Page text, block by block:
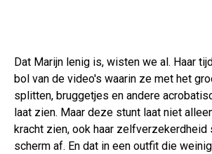
Dat Marijn lenig is, wisten we al. Haar
bol van de video's waarin ze met het
splitten, bruggetjes en andere
laat zien. Maar deze stunt laat niet
kracht zien, ook haar zelfverzekerdheid
scherm af. En dat in een outfit die